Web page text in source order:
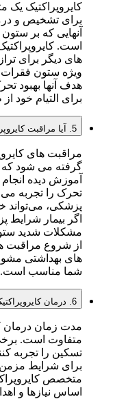
کایروپراکتیک
برای تشخیص و
آنهایی که بر
است.
های دیگر برای
ویژه ستون
هدف آنها بهبود
برای التیام خود
5. آیا مراقبت کایروپراکتیک ایمن است؟
مراقبت های
گرفته می شود
آموزش دیده
تحرک را تجربه می
پزشکی، می‌تواند
اگر بیمار شرایط
مشکلات شدید
از شروع مراقبت
های بهداشتی
شما مناسب است.
6. درمان کایروپراکتیک چقدر طول می کشد؟
مدت زمان درمان
متفاوت است.
تسکین را تجربه
برای شرایط مزمن
متخصص
اساس نیازها و